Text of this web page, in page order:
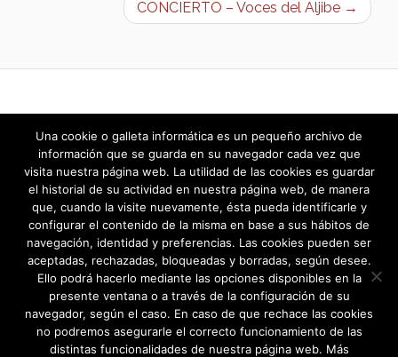
CONCIERTO – Voces del Aljibe →
Una cookie o galleta informática es un pequeño archivo de
información que se guarda en su navegador cada vez que
visita nuestra página web. La utilidad de las cookies es guardar
el historial de su actividad en nuestra página web, de manera
que, cuando la visite nuevamente, ésta pueda identificarle y
configurar el contenido de la misma en base a sus hábitos de
navegación, identidad y preferencias. Las cookies pueden ser
aceptadas, rechazadas, bloqueadas y borradas, según desee.
Ello podrá hacerlo mediante las opciones disponibles en la
presente ventana o a través de la configuración de su
navegador, según el caso. En caso de que rechace las cookies
no podremos asegurarle el correcto funcionamiento de las
distintas funcionalidades de nuestra página web. Más